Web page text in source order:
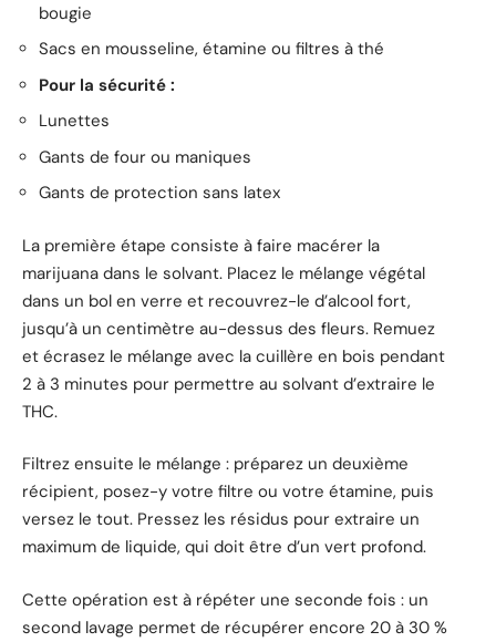
bougie
Sacs en mousseline, étamine ou filtres à thé
Pour la sécurité :
Lunettes
Gants de four ou maniques
Gants de protection sans latex
La première étape consiste à faire macérer la
marijuana dans le solvant. Placez le mélange végétal
dans un bol en verre et recouvrez-le d’alcool fort,
jusqu’à un centimètre au-dessus des fleurs. Remuez
et écrasez le mélange avec la cuillère en bois pendant
2 à 3 minutes pour permettre au solvant d’extraire le
THC.
Filtrez ensuite le mélange : préparez un deuxième
récipient, posez-y votre filtre ou votre étamine, puis
versez le tout. Pressez les résidus pour extraire un
maximum de liquide, qui doit être d’un vert profond.
Cette opération est à répéter une seconde fois : un
second lavage permet de récupérer encore 20 à 30 %